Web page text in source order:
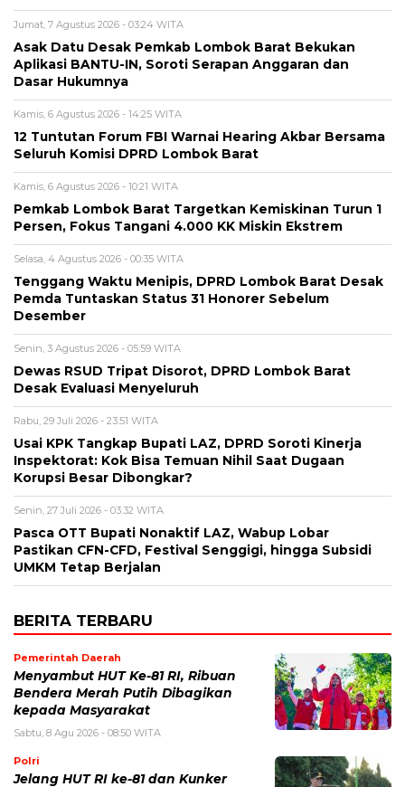
Jumat, 7 Agustus 2026 - 03:24 WITA
Asak Datu Desak Pemkab Lombok Barat Bekukan
Aplikasi BANTU-IN, Soroti Serapan Anggaran dan
Dasar Hukumnya
Kamis, 6 Agustus 2026 - 14:25 WITA
12 Tuntutan Forum FBI Warnai Hearing Akbar Bersama
Seluruh Komisi DPRD Lombok Barat
Kamis, 6 Agustus 2026 - 10:21 WITA
Pemkab Lombok Barat Targetkan Kemiskinan Turun 1
Persen, Fokus Tangani 4.000 KK Miskin Ekstrem
Selasa, 4 Agustus 2026 - 00:35 WITA
Tenggang Waktu Menipis, DPRD Lombok Barat Desak
Pemda Tuntaskan Status 31 Honorer Sebelum
Desember
Senin, 3 Agustus 2026 - 05:59 WITA
Dewas RSUD Tripat Disorot, DPRD Lombok Barat
Desak Evaluasi Menyeluruh
Rabu, 29 Juli 2026 - 23:51 WITA
Usai KPK Tangkap Bupati LAZ, DPRD Soroti Kinerja
Inspektorat: Kok Bisa Temuan Nihil Saat Dugaan
Korupsi Besar Dibongkar?
Senin, 27 Juli 2026 - 03:32 WITA
Pasca OTT Bupati Nonaktif LAZ, Wabup Lobar
Pastikan CFN-CFD, Festival Senggigi, hingga Subsidi
UMKM Tetap Berjalan
BERITA TERBARU
Pemerintah Daerah
Menyambut HUT Ke-81 RI, Ribuan
Bendera Merah Putih Dibagikan
kepada Masyarakat
Sabtu, 8 Agu 2026 - 08:50 WITA
Polri
Jelang HUT RI ke-81 dan Kunker